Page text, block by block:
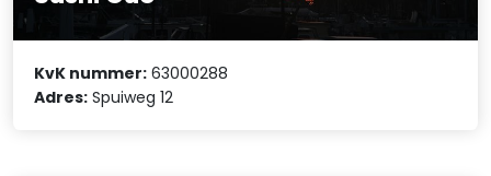
KvK nummer: 63000288
Adres: Spuiweg 12